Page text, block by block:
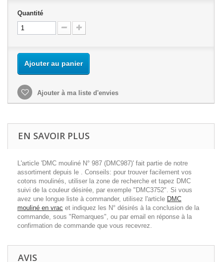
Quantité
Ajouter au panier
Ajouter à ma liste d'envies
EN SAVOIR PLUS
L'article 'DMC mouliné N° 987 (DMC987)' fait partie de notre
assortiment depuis le . Conseils: pour trouver facilement vos
cotons moulinés, utiliser la zone de recherche et tapez DMC
suivi de la couleur désirée, par exemple "DMC3752". Si vous
avez une longue liste à commander, utilisez l'article DMC
mouliné en vrac et indiquez les N° désirés à la conclusion de la
commande, sous "Remarques", ou par email en réponse à la
confirmation de commande que vous recevrez.
AVIS